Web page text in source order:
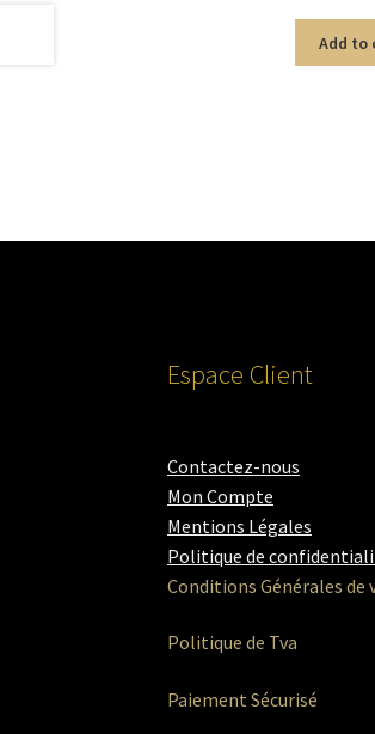
Add to
Espace Client
Contactez-nous
Mon Compte
Mentions Légales
Politique de
Conditions Générales de
Politique de Tva
Paiement Sécurisé